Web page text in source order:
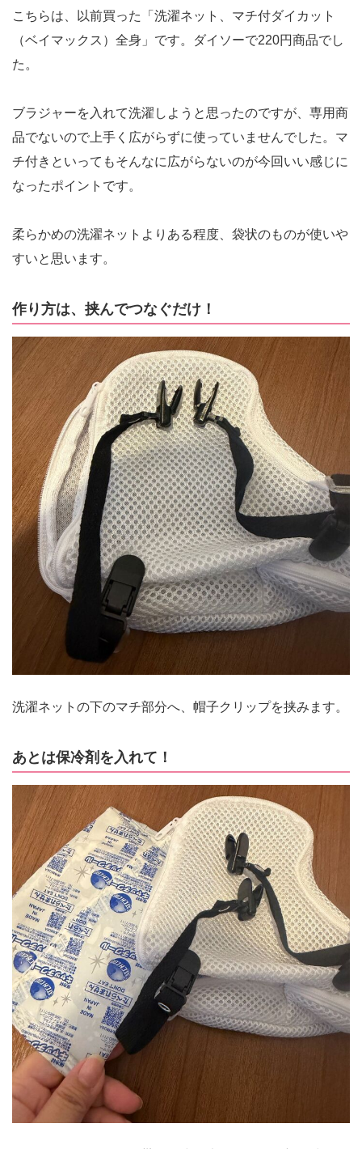
こちらは、以前買った「洗濯ネット、マチ付ダイカット
（ベイマックス）全身」です。ダイソーで220円商品でし
た。
ブラジャーを入れて洗濯しようと思ったのですが、専用商
品でないので上手く広がらずに使っていませんでした。マ
チ付きといってもそんなに広がらないのが今回いい感じに
なったポイントです。
柔らかめの洗濯ネットよりある程度、袋状のものが使いや
すいと思います。
作り方は、挟んでつなぐだけ！
洗濯ネットの下のマチ部分へ、帽子クリップを挟みます。
あとは保冷剤を入れて！